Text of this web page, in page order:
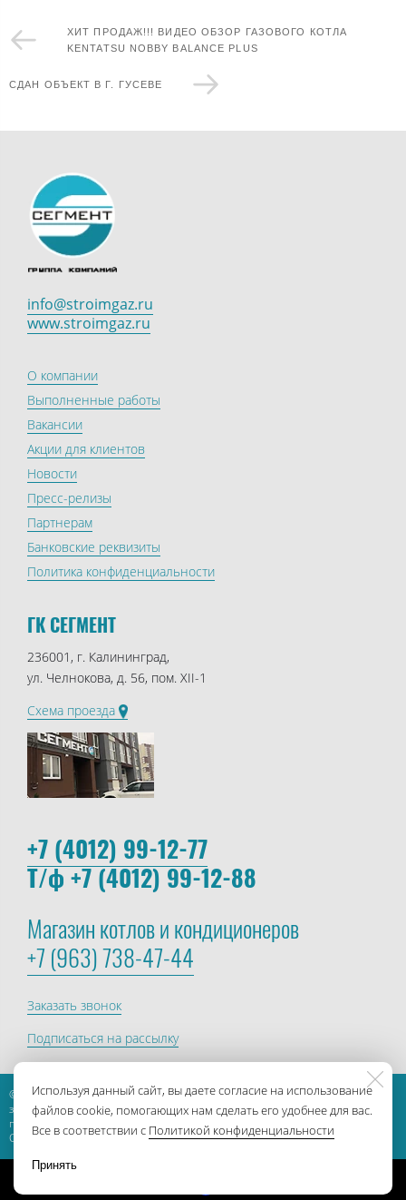
ХИТ ПРОДАЖ!!! ВИДЕО ОБЗОР ГАЗОВОГО КОТЛА
KENTATSU NOBBY BALANCE PLUS
СДАН ОБЪЕКТ В Г. ГУСЕВЕ
info@stroimgaz.ru
www.stroimgaz.ru
О компании
Выполненные работы
Вакансии
Акции для клиентов
Новости
Пресс-релизы
Партнерам
Банковские реквизиты
Политика конфиденциальности
ГК СЕГМЕНТ
236001, г. Калининград,
ул. Челнокова, д. 56, пом. XII-1
Схема проезда
+7 (4012) 99-12-77
Т/ф +7 (4012) 99-12-88
Магазин котлов и кондиционеров
+7 (963) 738-47-44
Заказать звонок
Подписаться на рассылку
© 2013-2026, ГК Сегмент. Все права
защищены. Создание и
продвижение сайта
БИЗНЕС-
СТАРТЕР
Используя данный сайт, вы даете согласие на использование
файлов cookie, помогающих нам сделать его удобнее для вас.
Все в соответствии с Политикой конфиденциальности
Принять